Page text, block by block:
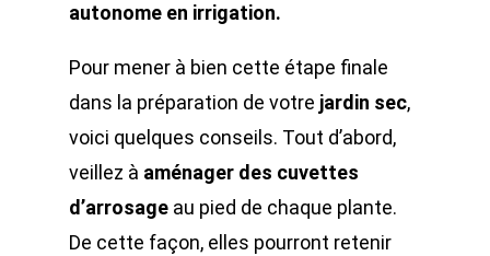
autonome en irrigation.
Pour mener à bien cette étape finale
dans la préparation de votre jardin sec,
voici quelques conseils. Tout d’abord,
veillez à aménager des cuvettes
d’arrosageau pied de chaque plante.
De cette façon, elles pourront retenir